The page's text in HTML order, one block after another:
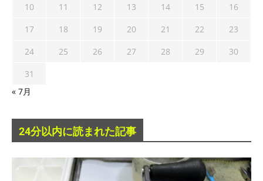
10
11 12 13 14 15
16
17
18 19 20 21 22
23
24
25 26 27 28 29
30
31
« 7月
24分以内に読まれた記事